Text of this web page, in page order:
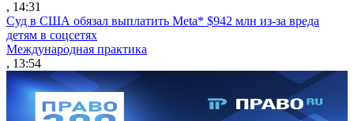
, 14:31
Суд в США обязал выплатить Meta* $942 млн из-за вреда
детям в соцсетях
Международная практика
, 13:54